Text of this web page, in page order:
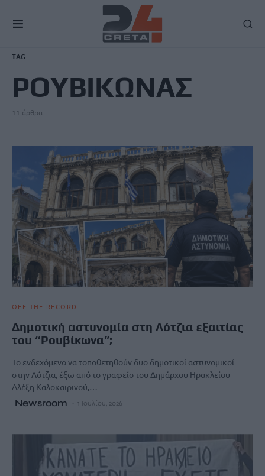
TAG
ΡΟΥΒΙΚΩΝΑΣ
11 άρθρα
OFF THE RECORD
Δημοτική αστυνομία στη Λότζια εξαιτίας
του “Ρουβίκωνα”;
Το ενδεχόμενο να τοποθετηθούν δυο δημοτικοί αστυνομικοί
στην Λότζια, έξω από το γραφείο του Δημάρχου Ηρακλείου
Αλέξη Καλοκαιρινού,…
Newsroom 1 Ιουλίου, 2026